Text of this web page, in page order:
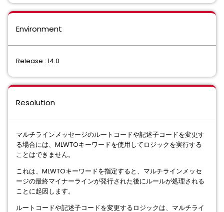
Environment
Release : 14.0
Resolution
マルチラインメッセージのルートコードや記述子コードを変更す
る場合には、MLWTOキーワードを使用してロジックを実行する
ことはできません。
これは、MLWTOキーワードを指定すると、マルチラインメッセ
ージの最終マイナーラインが発行された後にルールが処理される
ことに起因します。
ルートコードや記述子コードを変更するロジックは、マルチライ